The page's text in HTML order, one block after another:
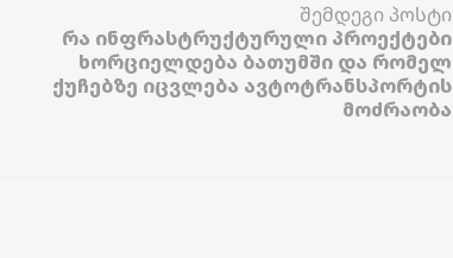
შემდეგი პოსტი
რა ინფრასტრუქტურული პროექტები
ხორციელდება ბათუმში და რომელ
ქუჩებზე იცვლება ავტოტრანსპორტის
მოძრაობა